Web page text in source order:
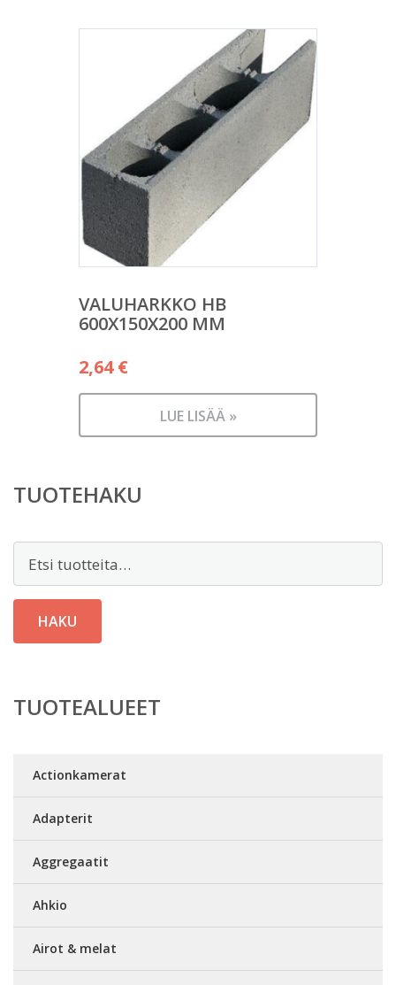
VALUHARKKO HB
600X150X200 MM
2,64€
LUE LISÄÄ »
TUOTEHAKU
HAKU
TUOTEALUEET
Actionkamerat
Adapterit
Aggregaatit
Ahkio
Airot & melat